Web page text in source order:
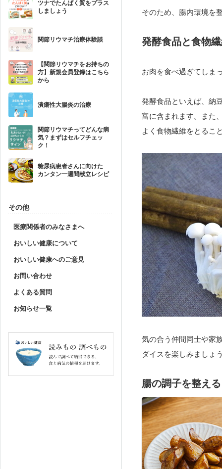
ツナでたんぱく質をプラス
しましょう
関節リウマチ治療体験談
【関節リウマチをお持ちの
方】新規会員登録はこちら
から
潰瘍性大腸炎の治療
関節リウマチってどんな病
気？まずはセルフチェッ
ク！
糖尿病患者さんに向けた
カンタン一週間献立レシピ
その他
医療関係者のみなさまへ
おいしい健康について
おいしい健康へのご意見
お問い合わせ
よくある質問
お知らせ一覧
そのため、腸内環境を
発酵食品と食物
お肉を食べ過ぎてしま
発酵食品といえば、納
富に含まれます。また
よく食物繊維をとるこ
気の合う仲間同士や家
ダイスを楽しみましょう
腸の調子を整え